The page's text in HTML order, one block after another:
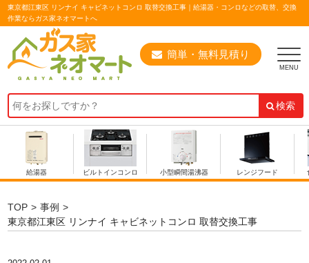
東京都江東区 リンナイ キャビネットコンロ 取替交換工事｜給湯器・コンロなどの取替、交換
作業ならガス家ネオマートへ
簡単・無料見積り
検索
給湯器 ビルトインコンロ 小型瞬間湯沸器 レンジフード
TOP
事例
東京都江東区 リンナイ キャビネットコンロ 取替交換工事